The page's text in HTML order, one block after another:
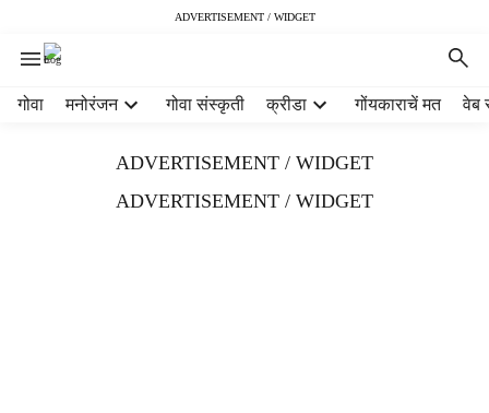
ADVERTISEMENT / WIDGET
गोवा मनोरंजन गोवा संस्कृती क्रीडा गोंयकाराचें मत वेब
ADVERTISEMENT / WIDGET
ADVERTISEMENT / WIDGET